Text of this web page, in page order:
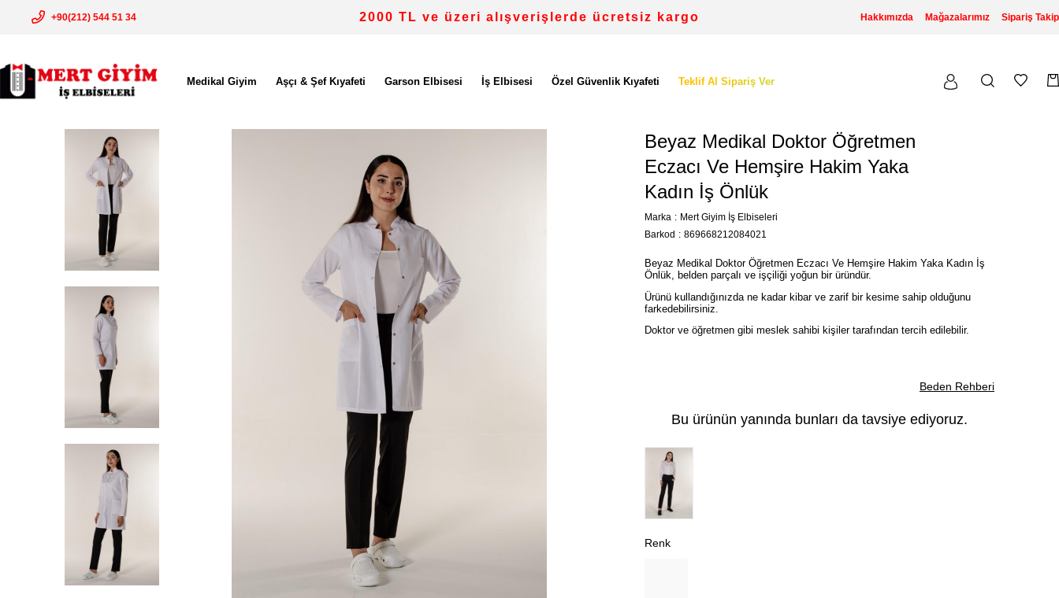
+90(212) 544 51 34 2000 TL ve üzeri alışverişlerde ücretsiz kargo Hakkımızda Mağazalarımız Sipariş Takip
Medikal Giyim Aşçı & Şef Kıyafeti Garson Elbisesi İş Elbisesi Özel Güvenlik Kıyafeti Teklif Al Sipariş Ver
Beyaz Medikal Doktor Öğretmen
Eczacı Ve Hemşire Hakim Yaka
Kadın İş Önlük
Marka : Mert Giyim İş Elbiseleri
Barkod : 869668212084021
Beyaz Medikal Doktor Öğretmen Eczacı Ve Hemşire Hakim Yaka Kadın İş
Önlük, belden parçalı ve işçiliği yoğun bir üründür.
Ürünü kullandığınızda ne kadar kibar ve zarif bir kesime sahip olduğunu
farkedebilirsiniz.
Doktor ve öğretmen gibi meslek sahibi kişiler tarafından tercih edilebilir.
Beden Rehberi
Bu ürünün yanında bunları da tavsiye ediyoruz.
Renk